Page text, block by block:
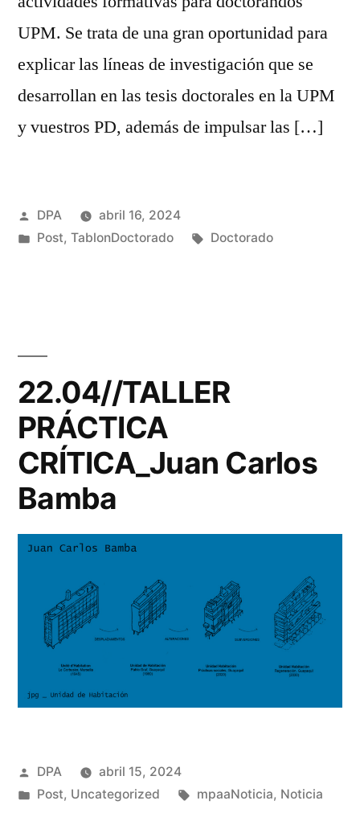
UPM. Se trata de una gran oportunidad para
explicar las líneas de investigación que se
desarrollan en las tesis doctorales en la UPM
y vuestros PD, además de impulsar las […]
Publicado
por
DPA
abril 16, 2024
Publicado
Post, TablonDoctorado Etiquetas:
Doctorado
22.04//TALLER
PRÁCTICA
CRÍTICA_Juan Carlos
Bamba
Publicado
por
DPA
abril 15, 2024
Publicado
Post, Uncategorized Etiquetas:
mpaaNoticia, Noticia